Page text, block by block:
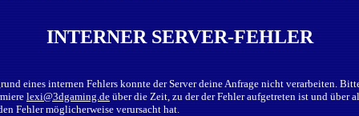
INTERNER SERVER-FEHLER
eines internen Fehlers konnte der Server deine Anfrage nicht verarbeiten.
lexi@3dgaming.deüber die Zeit, zu der der Fehler aufgetreten ist und über
Fehler möglicherweise verursacht hat.